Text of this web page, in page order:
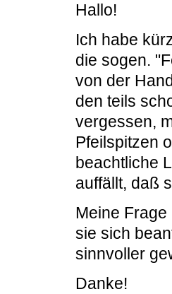
Hallo!
Ich habe
die sogen.
von der
den teils
vergessen,
Pfeilspitzen
beachtliche
auffällt, daß
Meine
sie sich
sinnvoller
Danke!